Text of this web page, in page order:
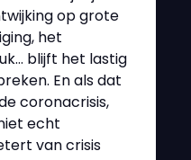
op grote
het
blijft het lastig
En als dat
coronacrisis,
echt
van crisis